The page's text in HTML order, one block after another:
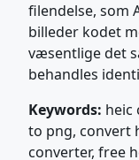
filendelse, som
billeder kodet
væsentlige det
behandles
Keywords: heic
to png, convert
converter, free